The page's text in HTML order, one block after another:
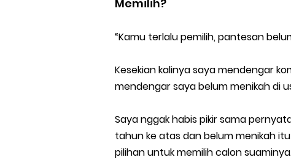
Memilih?
“Kamu terlalu pemilih, pantesan
Kesekian kalinya saya mendengar
mendengar saya belum menikah di
Saya nggak habis pikir sama
tahun ke atas dan belum menikah
pilihan untuk memilih calon